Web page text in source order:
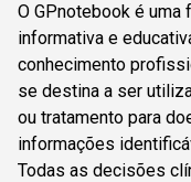
O GPnotebook é
informativa e
conhecimento
se destina a ser
ou tratamento para
informações
Todas as decisões